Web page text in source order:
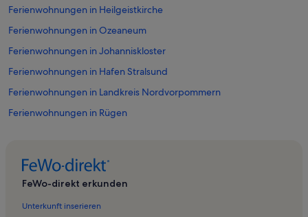
Ferienwohnungen in Heilgeistkirche
Ferienwohnungen in Ozeaneum
Ferienwohnungen in Johanniskloster
Ferienwohnungen in Hafen Stralsund
Ferienwohnungen in Landkreis Nordvorpommern
Ferienwohnungen in Rügen
Ferienwohnungen in Bastionengürtel
FeWo-direkt erkunden
Unterkunft inserieren